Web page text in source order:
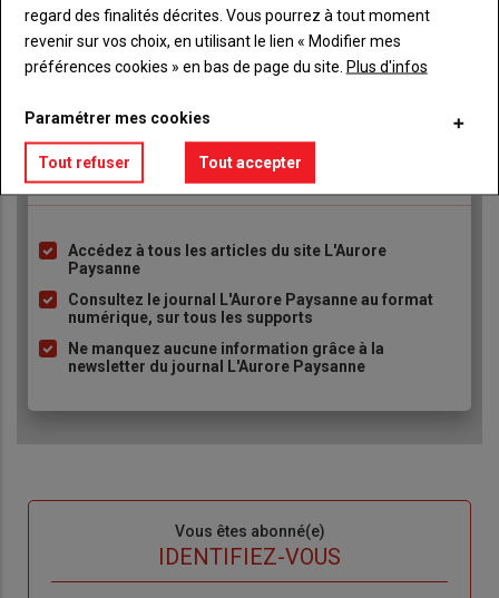
TITRE JE M'ABONNE
Body A partir de 93€
Lien JE M'ABONNE
Liste
puce
Accédez à tous les articles du site L'Aurore
Paysanne
Consultez le journal L'Aurore Paysanne au format
numérique, sur tous les supports
Ne manquez aucune information grâce à la
newsletter du journal L'Aurore Paysanne
Vous êtes abonné(e)
IDENTIFIEZ-VOUS
regard des finalités décrites. Vous pourrez à tout moment
revenir sur vos choix, en utilisant le lien « Modifier mes
préférences cookies » en bas de page du site. Plus d'infos
Paramétrer mes cookies
Tout refuser Tout accepter